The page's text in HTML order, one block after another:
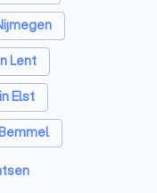
Gld
Gld
Gld
Gld
Lent
Elst